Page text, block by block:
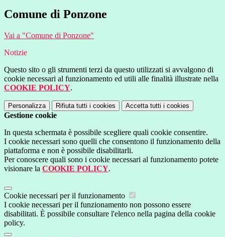
Comune di Ponzone
Vai a "Comune di Ponzone"
Notizie
Questo sito o gli strumenti terzi da questo utilizzati si avvalgono di
cookie necessari al funzionamento ed utili alle finalità illustrate nella
COOKIE POLICY.
Personalizza Rifiuta tutti i cookies Accetta tutti i cookies
Gestione cookie
In questa schermata è possibile scegliere quali cookie consentire.
I cookie necessari sono quelli che consentono il funzionamento della
piattaforma e non è possibile disabilitarli.
Per conoscere quali sono i cookie necessari al funzionamento potete
visionare la COOKIE POLICY.
Cookie necessari per il funzionamento
I cookie necessari per il funzionamento non possono essere
disabilitati. È possibile consultare l'elenco nella pagina della cookie
policy.